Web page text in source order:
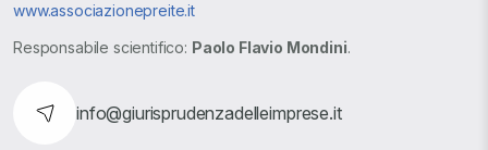
www.associazionepreite.it
Responsabile scientifico: Paolo Flavio Mondini.
info@giurisprudenzadelleimprese.it